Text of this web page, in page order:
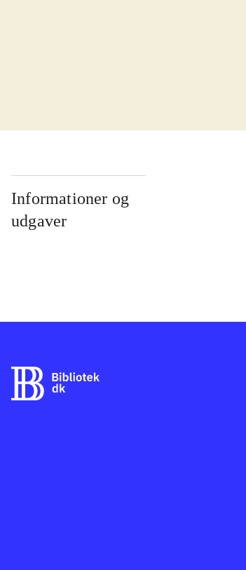
Informationer og
udgaver